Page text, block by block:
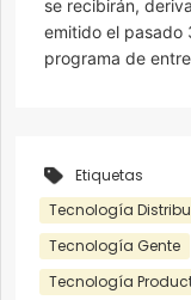
se recibirán,
emitido el pasado
programa de
Etiquetas
Tecnología
Tecnología Gente
Tecnología